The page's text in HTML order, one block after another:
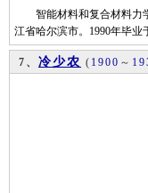
智能材料和复合材料力学
江省哈尔滨市。1990年毕
7、 冷少农 ( 1900 ～